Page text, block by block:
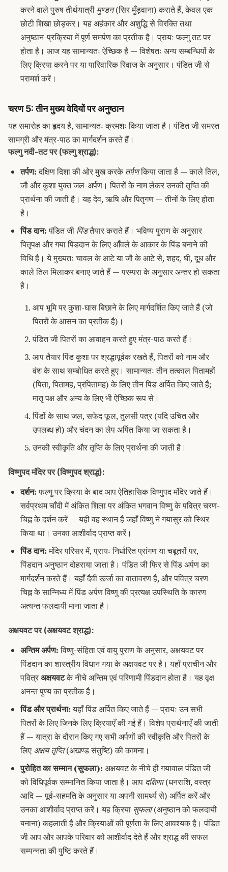
करने वाले पुरुष तीर्थयात्री मुण्डन(सिर मुँड़वाना) कराते हैं, केवल एक
छोटी शिखा छोड़कर। यह अहंकार और अशुद्धि से विरक्ति तथा
अनुष्ठान-प्रक्रिया में पूर्ण समर्पण का प्रतीक है। प्रायः फल्गु तट पर
होता है। आज यह सामान्यतः ऐच्छिक है — विशेषतः अन्य सम्बन्धियों के
लिए क्रिया करने पर या पारिवारिक रिवाज के अनुसार। पंडित जी से
परामर्श करें।
चरण 5: तीन मुख्य वेदियों पर अनुष्ठान
यह समारोह का हृदय है, सामान्यतः क्रमशः किया जाता है। पंडित जी समस्त
सामग्री और मंत्र-पाठ का मार्गदर्शन करते हैं।
फल्गु नदी-तट पर (फल्गु श्राद्ध):
तर्पण:दक्षिण दिशा की ओर मुख करकेतर्पणकिया जाता है — काले तिल,
जौ और कुशा युक्त जल-अर्पण। पितरों के नाम लेकर उनकी तृप्ति की
प्रार्थना की जाती है। यह देव, ऋषि और पितृगण — तीनों के लिए होता
है।
पिंड दान:पंडित जी पिंडतैयार कराते हैं। भविष्य पुराण के अनुसार
पितृपक्ष और गया पिंडदान के लिए आँवले के आकार के पिंड बनाने की
विधि है। ये मुख्यतः चावल के आटे या जौ के आटे से, शहद, घी, दूध और
काले तिल मिलाकर बनाए जाते हैं — परम्परा के अनुसार अन्तर हो सकता
है।
आप भूमि पर कुशा-घास बिछाने के लिए मार्गदर्शित किए जाते हैं (जो
पितरों के आसन का प्रतीक है)।
पंडित जी पितरों का आवाहन करते हुए मंत्र-पाठ करते हैं।
आप तैयार पिंड कुशा पर श्रद्धापूर्वक रखते हैं, पितरों को नाम और
वंश के साथ सम्बोधित करते हुए। सामान्यतः तीन तत्काल पितामहों
(पिता, पितामह, प्रपितामह) के लिए तीन पिंड अर्पित किए जाते हैं;
मातृ पक्ष और अन्य के लिए भी ऐच्छिक रूप से।
पिंडों के साथ जल, सफेद फूल, तुलसी पत्र (यदि उचित और
उपलब्ध हो) और चंदन का लेप अर्पित किया जा सकता है।
उनकी स्वीकृति और तृप्ति के लिए प्रार्थना की जाती है।
विष्णुपद मंदिर पर (विष्णुपद श्राद्ध):
दर्शन:फल्गु पर क्रिया के बाद आप ऐतिहासिक विष्णुपद मंदिर जाते हैं।
सर्वप्रथम चाँदी में अंकित शिला पर अंकित भगवान विष्णु के पवित्र चरण-
चिह्न के दर्शन करें — यही वह स्थान है जहाँ विष्णु ने गयासुर को स्थिर
किया था। उनका आशीर्वाद प्राप्त करें।
पिंड दान:मंदिर परिसर में, प्रायः निर्धारित प्रांगण या चबूतरों पर,
पिंडदान अनुष्ठान दोहराया जाता है। पंडित जी फिर से पिंड अर्पण का
मार्गदर्शन करते हैं। यहाँ दैवी ऊर्जा का वातावरण है, और पवित्र चरण-
चिह्न के सान्निध्य में पिंड अर्पण विष्णु की प्रत्यक्ष उपस्थिति के कारण
अत्यन्त फलदायी माना जाता है।
अक्षयवट पर (अक्षयवट श्राद्ध):
अन्तिम अर्पण:विष्णु-संहिता एवं वायु पुराण के अनुसार, अक्षयवट पर
पिंडदान का शास्त्रीय विधान गया के अक्षयवट पर है। यहाँ प्राचीन और
पवित्रअक्षयवटके नीचे अन्तिम एवं परिणामी पिंडदान होता है। यह वृक्ष
अनन्त पुण्य का प्रतीक है।
पिंड और प्रार्थना:यहाँ पिंड अर्पित किए जाते हैं — प्रायः उन सभी
पितरों के लिए जिनके लिए क्रियाएँ की गई हैं। विशेष प्रार्थनाएँ की जाती
हैं — यात्रा के दौरान किए गए सभी अर्पणों की स्वीकृति और पितरों के
लिए अक्षय तृप्ति(अखण्ड संतुष्टि) की कामना।
पुरोहित का सम्मान (सुफला): अक्षयवट के नीचे ही गयावाल पंडित जी
को विधिपूर्वक सम्मानित किया जाता है। आप दक्षिणा(धनराशि, वस्त्र
आदि — पूर्व-सहमति के अनुसार या अपनी सामर्थ्य से) अर्पित करें और
उनका आशीर्वाद प्राप्त करें। यह क्रिया सुफला(अनुष्ठान को फलदायी
बनाना) कहलाती है और क्रियाओं की पूर्णता के लिए आवश्यक है। पंडित
जी आप और आपके परिवार को आशीर्वाद देते हैं और श्राद्ध की सफल
सम्पन्नता की पुष्टि करते हैं।